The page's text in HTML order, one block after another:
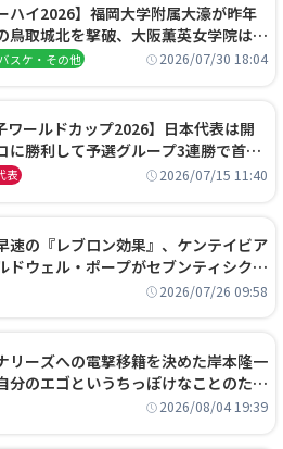
ハイ2026】福岡大学附属大濠が昨年
鳥取城北を撃破、大阪薫英女学院は岐
勝、大会3日目試合結果
スケ・その他 2026/07/30 18:04
ワールドカップ2026】日本代表は開
に勝利して予選グループ3連勝で首位
決勝の相手はエジプトに決定
表 2026/07/15 11:40
速の『レブロン効果』、ケンテイビア
ドウェル・ポープがセブンティシクサ
約で加入
2026/07/26 09:58
リーズへの電撃移籍を決めた岸本隆一
分のエゴというちっぽけなことのため
来たわけではない」
2026/08/04 19:39